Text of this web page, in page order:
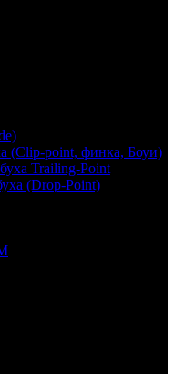
(Clip-point, финка, Боуи)
Trailing-Point
(Drop-Point)